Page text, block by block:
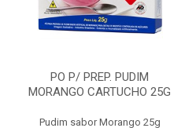
PO P/ PREP. PUDIM
MORANGO CARTUCHO 25G
Pudim sabor Morango 25g